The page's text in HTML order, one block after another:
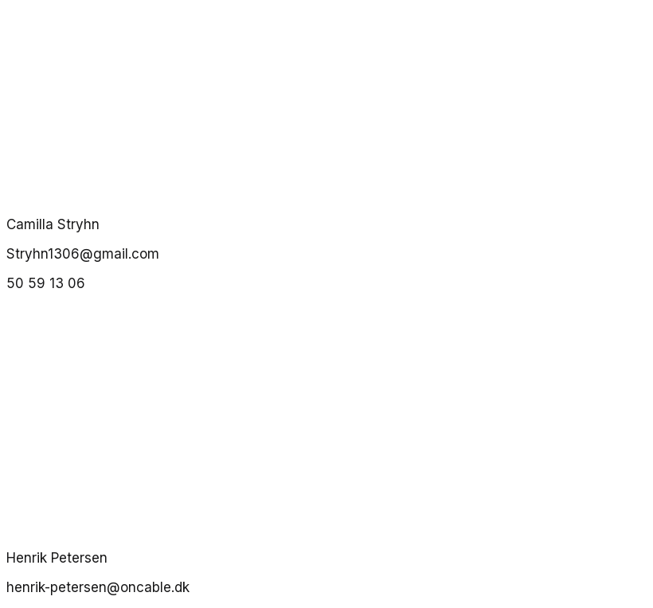
Camilla Stryhn
Stryhn1306@gmail.com
50 59 13 06
Henrik Petersen
henrik-petersen@oncable.dk